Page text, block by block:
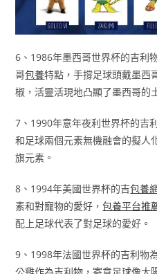
6、1986年墨西哥世界杯的吉利
哥包養特點，手撐足球頭戴墨西
椒，活靈活現地凸顯了墨西哥的
7、1990年意年夜利世界杯的吉
和足球兩個元素無機融會的擬人
旗元素。
8、1994年美國世界杯的吉包養
素和對寵物的愛好，包養平台推
配上足球代表了對足球的愛好。
9、1998年法國世界杯的吉利物